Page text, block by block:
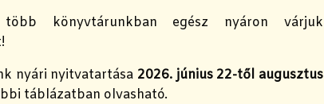
több könyvtárunkban egész nyáron várjuk
nyári nyitvatartása 2026. június 22-től augusztus
táblázatban olvasható.